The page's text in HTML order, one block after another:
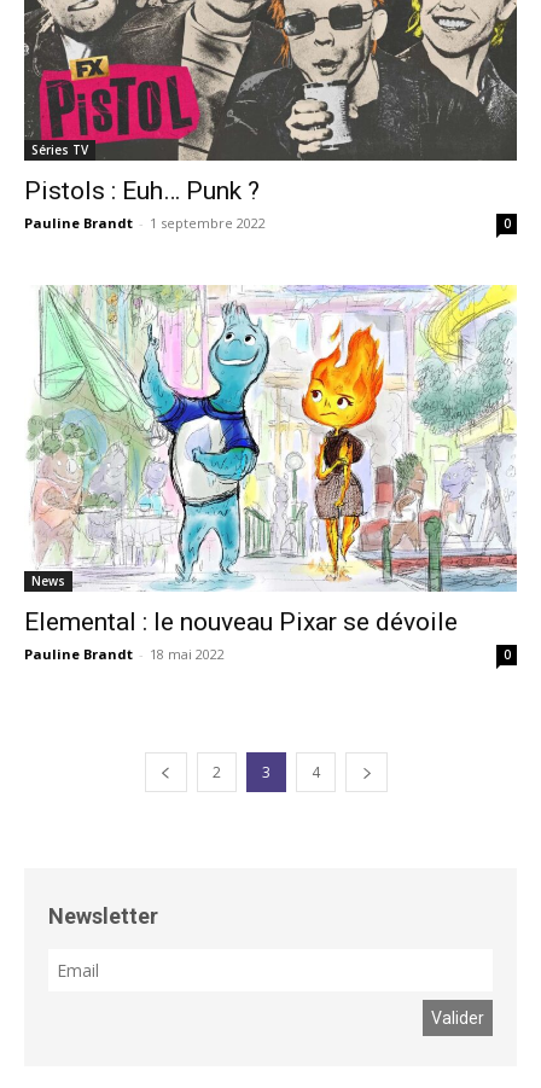
Séries TV
Pistols : Euh… Punk ?
Pauline Brandt - 1 septembre 2022 0
News
Elemental : le nouveau Pixar se dévoile
Pauline Brandt - 18 mai 2022 0
2 3 4
Newsletter